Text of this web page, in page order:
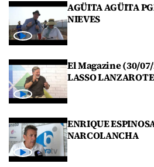
AGÜITA AGÜITA
NIEVES
El Magazine (30/
LASSO
ENRIQUE
NARCOLANCHA